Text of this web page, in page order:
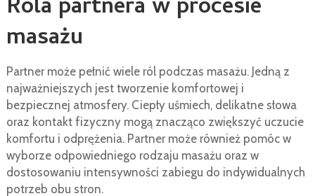
Rola partnera w procesie
masażu
Partner może pełnić wiele ról podczas masażu. Jedną z
najważniejszych jest tworzenie komfortowej i
bezpiecznej atmosfery. Ciepły uśmiech, delikatne słowa
oraz kontakt fizyczny mogą znacząco zwiększyć uczucie
komfortu i odprężenia. Partner może również pomóc w
wyborze odpowiedniego rodzaju masażu oraz w
dostosowaniu intensywności zabiegu do indywidualnych
potrzeb obu stron.